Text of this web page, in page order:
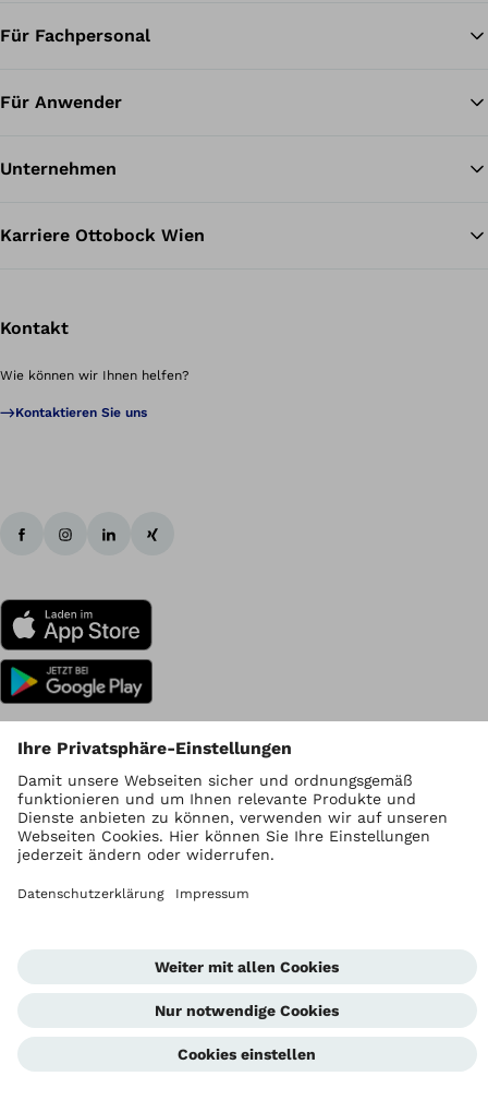
Für Fachpersonal
Für Anwender
Unternehmen
Karriere Ottobock Wien
Kontakt
Wie können wir Ihnen helfen?
Kontaktieren Sie uns
Ottobock Weltweit
Datenschutzhinweise
Nutzungsbedingungen
Impressum
Global Website